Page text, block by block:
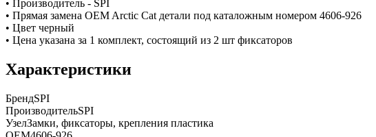
• Производитель - SPI
• Прямая замена OEM Arctic Cat детали под каталожным номером 4606-926
• Цвет черный
• Цена указана за 1 комплект, состоящий из 2 шт фиксаторов
Характеристики
БрендSPI
ПроизводительSPI
УзелЗамки, фиксаторы, крепления пластика